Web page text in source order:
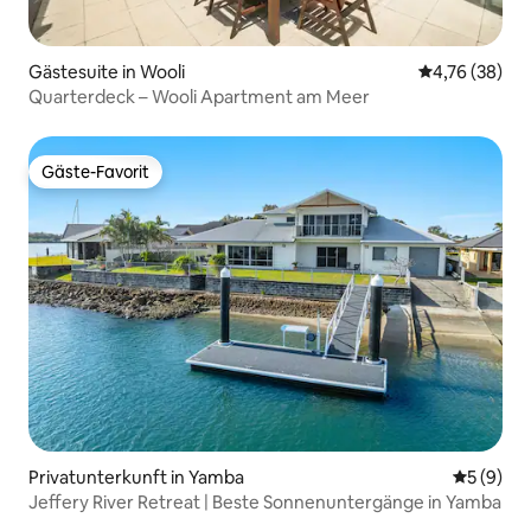
Gästesuite in Wooli
4,76 (38)
Quarterdeck – Wooli Apartment am Meer
Gäste-Favorit
Gäste-Favorit
Privatunterkunft in Yamba
5 (9)
Jeffery River Retreat | Beste Sonnenuntergänge in Yamba